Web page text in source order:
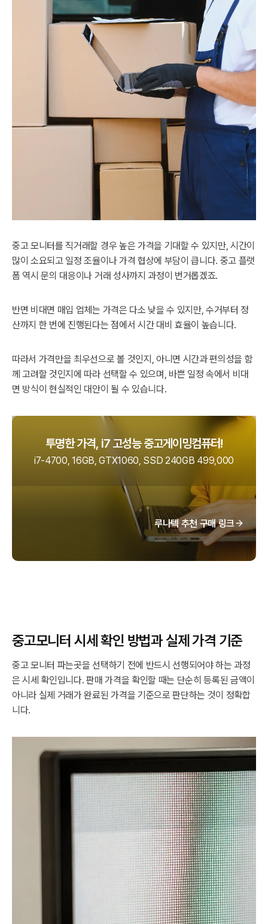
중고 모니터를 직거래할 경우 높은 가격을 기대할 수 있지만, 시간이
많이 소요되고 일정 조율이나 가격 협상에 부담이 큽니다. 중고 플랫
폼 역시 문의 대응이나 거래 성사까지 과정이 번거롭겠죠.
반면 비대면 매입 업체는 가격은 다소 낮을 수 있지만, 수거부터 정
산까지 한 번에 진행된다는 점에서 시간 대비 효율이 높습니다.
따라서 가격만을 최우선으로 볼 것인지, 아니면 시간과 편의성을 함
께 고려할 것인지에 따라 선택할 수 있으며, 바쁜 일정 속에서 비대
면 방식이 현실적인 대안이 될 수 있습니다.
투명한 가격, i7 고성능 중고게이밍컴퓨터!
i7-4700, 16GB, GTX1060, SSD 240GB 499,000
루나텍 추천 구매 링크
중고모니터 시세 확인 방법과 실제 가격 기준
중고 모니터 파는곳을 선택하기 전에 반드시 선행되어야 하는 과정
은 시세 확인입니다. 판매 가격을 확인할 때는 단순히 등록된 금액이
아니라 실제 거래가 완료된 가격을 기준으로 판단하는 것이 정확합
니다.